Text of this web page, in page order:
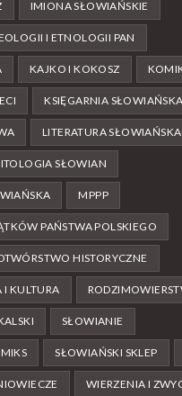
IMIONA SŁOWIAŃSKIE
I ETNOLOGII PAN
KAJKO I KOKOSZ
KSIĘGARNIA SŁOWIAŃSKA
LITERATURA SŁOWIAŃSKA
SŁOWIAN
MPPP
PAŃSTWA POLSKIEGO
HISTORYCZNE
I KULTURA
SŁOWIANIE
SŁOWIAŃSKI SKLEP
WIERZENIA I